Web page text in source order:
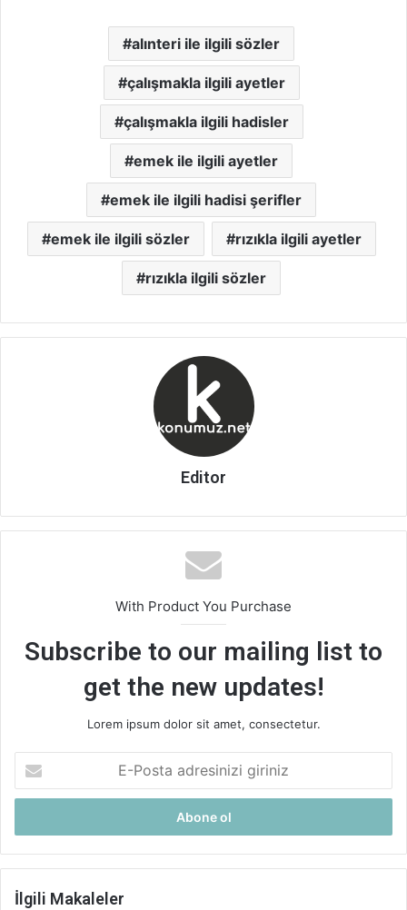
alınteri ile ilgili sözler
çalışmakla ilgili ayetler
çalışmakla ilgili hadisler
emek ile ilgili ayetler
emek ile ilgili hadisi şerifler
emek ile ilgili sözler rızıkla ilgili ayetler
rızıkla ilgili sözler
Editor
With Product You Purchase
Subscribe to our mailing list to
get the new updates!
Lorem ipsum dolor sit amet, consectetur.
Posta
adresinizi
İlgili Makaleler